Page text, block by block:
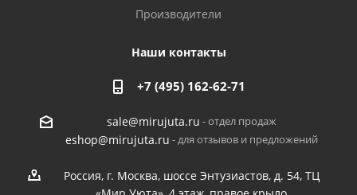
Производители
Наши контакты
+7 (495) 162-62-71
sale@mirujuta.ru - отдел продаж
eshop@mirujuta.ru - для отзывов и предложений
Россия, г. Москва, шоссе Энтузиастов, д. 54, ТЦ